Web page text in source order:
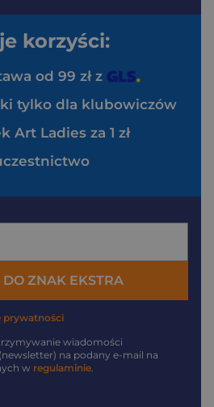
korzyści:
od 99 zł z
tylko dla klubowiczów
Art Ladies za 1 zł
ZNAK EKSTRA
prywatności
wiadomości
na podany e-mail na
w regulaminie